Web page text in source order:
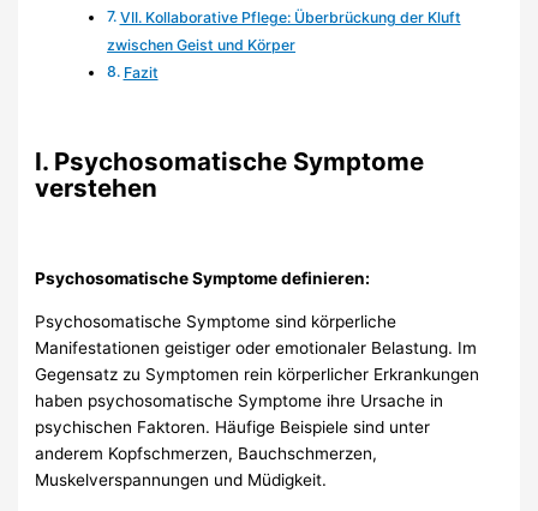
VII. Kollaborative Pflege: Überbrückung der Kluft
zwischen Geist und Körper
Fazit
I. Psychosomatische Symptome
verstehen
Psychosomatische Symptome definieren:
Psychosomatische Symptome sind körperliche
Manifestationen geistiger oder emotionaler Belastung. Im
Gegensatz zu Symptomen rein körperlicher Erkrankungen
haben psychosomatische Symptome ihre Ursache in
psychischen Faktoren. Häufige Beispiele sind unter
anderem Kopfschmerzen, Bauchschmerzen,
Muskelverspannungen und Müdigkeit.